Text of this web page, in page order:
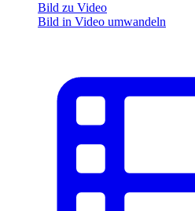
Bild zu Video
Bild in Video umwandeln